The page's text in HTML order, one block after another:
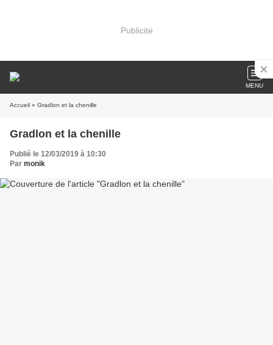
Publicité
MENU
Accueil » Gradlon et la chenille
Gradlon et la chenille
Publié le 12/03/2019 à 10:30
Par monik